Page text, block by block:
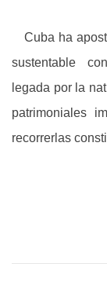
Cuba ha
sustentable
legada por la
patrimoniales
recorrerlas